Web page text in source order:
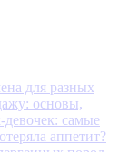
для разных
основы,
девочек: самые
аппетит?